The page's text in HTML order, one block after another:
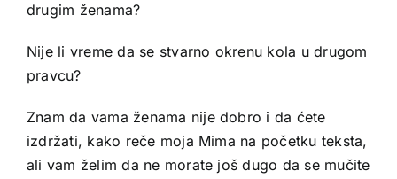
drugim ženama?
Nije li vreme da se stvarno okrenu kola u drugom
pravcu?
Znam da vama ženama nije dobro i da ćete
izdržati, kako reče moja Mima na početku teksta,
ali vam želim da ne morate još dugo da se mučite